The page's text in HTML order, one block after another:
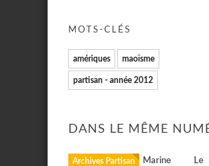
MOTS-CLÉS
amériques maoïsme
partisan - année 2012
DANS LE MÊME
Archives Partisan
Marine